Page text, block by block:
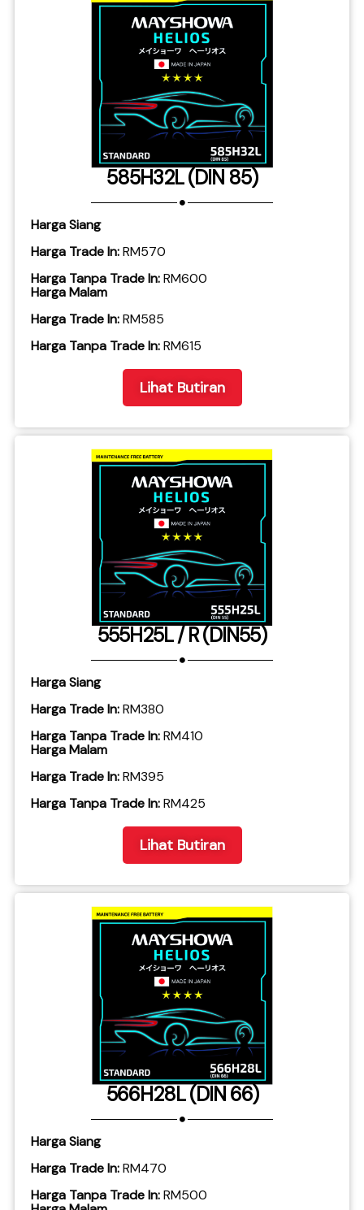
585H32L (DIN 85)
Harga Siang
Harga Trade In:RM570
Harga Tanpa Trade In:RM600
Harga Malam
Harga Trade In:RM585
​Harga Tanpa Trade In:RM615
Lihat Butiran
555H25L / R (DIN55)
Harga Siang
Harga Trade In:RM380
Harga Tanpa Trade In:RM410
Harga Malam
Harga Trade In:RM395
​Harga Tanpa Trade In:RM425
Lihat Butiran
566H28L (DIN 66)
Harga Siang
Harga Trade In:RM470
Harga Tanpa Trade In:RM500